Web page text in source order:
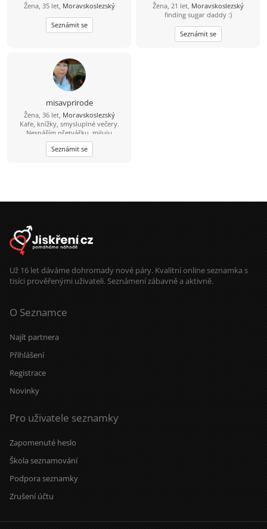
Žena, 35 let, Moravskoslezský
Seznámit se
Žena, 21 let, Moravskoslezský
finding sugar daddy :)
Seznámit se
misavprirode
Žena, 36 let, Moravskoslezský
Kafe, knížky, smysluplné večery.
Nesnáším přetvářku, miluju
upřímnost. Chci vztah, kde se dva
lidi podrží. Buď můj přístav, já budu
tvůj. ⚓
Seznámit se
Už 16 let dáváme dohromady nové páry. Kvalitní online seznamka s
tisíci prověřenými uživateli. Seznámení zábavně a aktivně.
O Seznamce
Najít partnera
Přihlášení
Registrace
Novinky
Pro uživatele seznamky
Zapomenuté heslo
Škola seznamování
Podpora seznamky
Zrušení účtu